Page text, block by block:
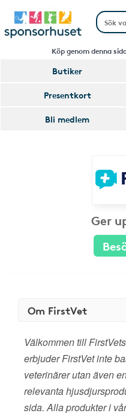
Köp genom denna
Butiker
Presentkort
Bli medlem
Ger
Om FirstVet
Välkommen till
erbjuder FirstVet inte
veterinärer utan även
relevanta
sida. Alla produkter i